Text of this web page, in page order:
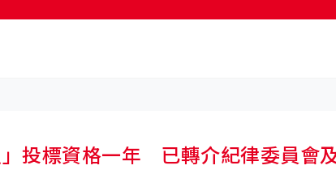
投標資格一年 已轉介紀律委員會